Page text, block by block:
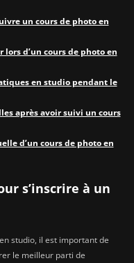
un cours de photo en
d’un cours de photo en
en studio pendant le
après avoir suivi un cours
d’un cours de photo en
s’inscrire à un
studio, il est important de
le meilleur parti de